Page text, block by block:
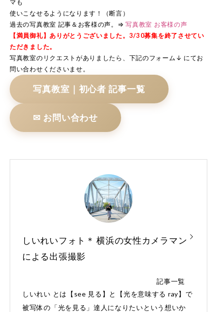
マも
使いこなせるようになります！（断言）
過去の写真教室 記事＆お客様の声。⇒写真教室 お客様の声
【満員御礼】ありがとうございました。3/30募集を終了させてい
ただきました。
写真教室のリクエストがありましたら、下記のフォーム↓ にてお
問い合わせくださいませ。
写真教室｜初心者 記事一覧
✉ お問い合わせ
しいれいフォト＊ 横浜の女性カメラマン
による出張撮影
記事一覧
しいれい とは【see 見る】と【光を意味する ray】で
被写体の「光を見る」達人になりたいという想いか